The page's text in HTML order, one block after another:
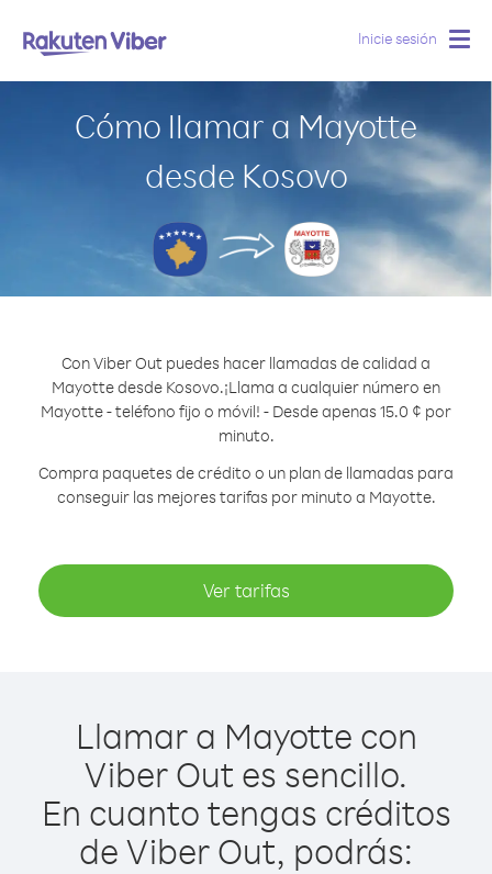
Inicie sesión
Cómo llamar a Mayotte
desde Kosovo
Con Viber Out puedes hacer llamadas de calidad a
Mayotte desde Kosovo.¡Llama a cualquier número en
Mayotte - teléfono fijo o móvil! - Desde apenas 15.0 ¢ por
minuto.
Compra paquetes de crédito o un plan de llamadas para
conseguir las mejores tarifas por minuto a Mayotte.
Ver tarifas
Llamar a Mayotte con
Viber Out es sencillo.
En cuanto tengas créditos
de Viber Out, podrás: